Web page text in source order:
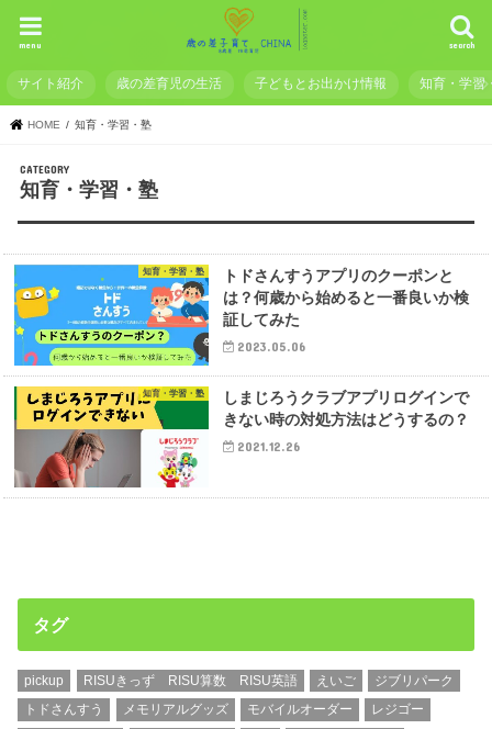
search
menu
サイト紹介 歳の差育児の生活 子どもとお出かけ情報 知育・学習
HOME 知育・学習・塾
知育・学習・塾
知育・学習・塾
トドさんすうアプリのクーポンと
は？何歳から始めると一番良いか検
証してみた
2023.05.06
知育・学習・塾
しまじろうクラブアプリログインで
きない時の対処方法はどうするの？
2021.12.26
タグ
pickup RISUきっず RISU算数 RISU英語 えいご
ジブリパーク
トドさんすう
メモリアルグッズ モバイルオーダー
レジゴー